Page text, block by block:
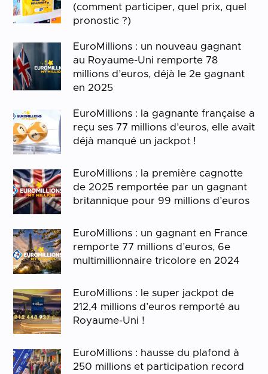
(comment participer, quel prix, quel
pronostic ?)
EuroMillions : un nouveau gagnant
au Royaume-Uni remporte 78
millions d’euros, déjà le 2e gagnant
en 2025
EuroMillions : la gagnante française a
reçu ses 77 millions d’euros, elle avait
déjà manqué un jackpot !
EuroMillions : la première cagnotte
de 2025 remportée par un gagnant
britannique pour 99 millions d’euros
EuroMillions : un gagnant en France
remporte 77 millions d’euros, 6e
multimillionnaire tricolore en 2024
EuroMillions : le super jackpot de
212,4 millions d’euros remporté au
Royaume-Uni !
EuroMillions : hausse du plafond à
250 millions et participation record